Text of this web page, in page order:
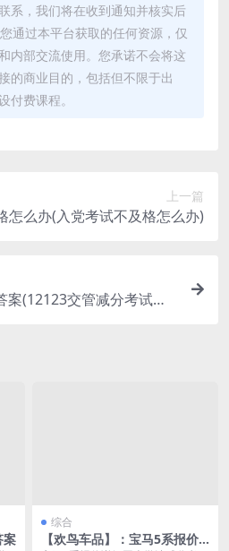
系，我们将在收到通知并核实后
通过本平台获取的任何资源，仅
内部交流使用。您承诺不会将这
的商业目的，包括但不限于出
付费课程。
上一篇
怎么办(入党考试不及格怎么办)
(12123交管减分考试题
案
综合
【欢鸟车品】：宝马5系报价